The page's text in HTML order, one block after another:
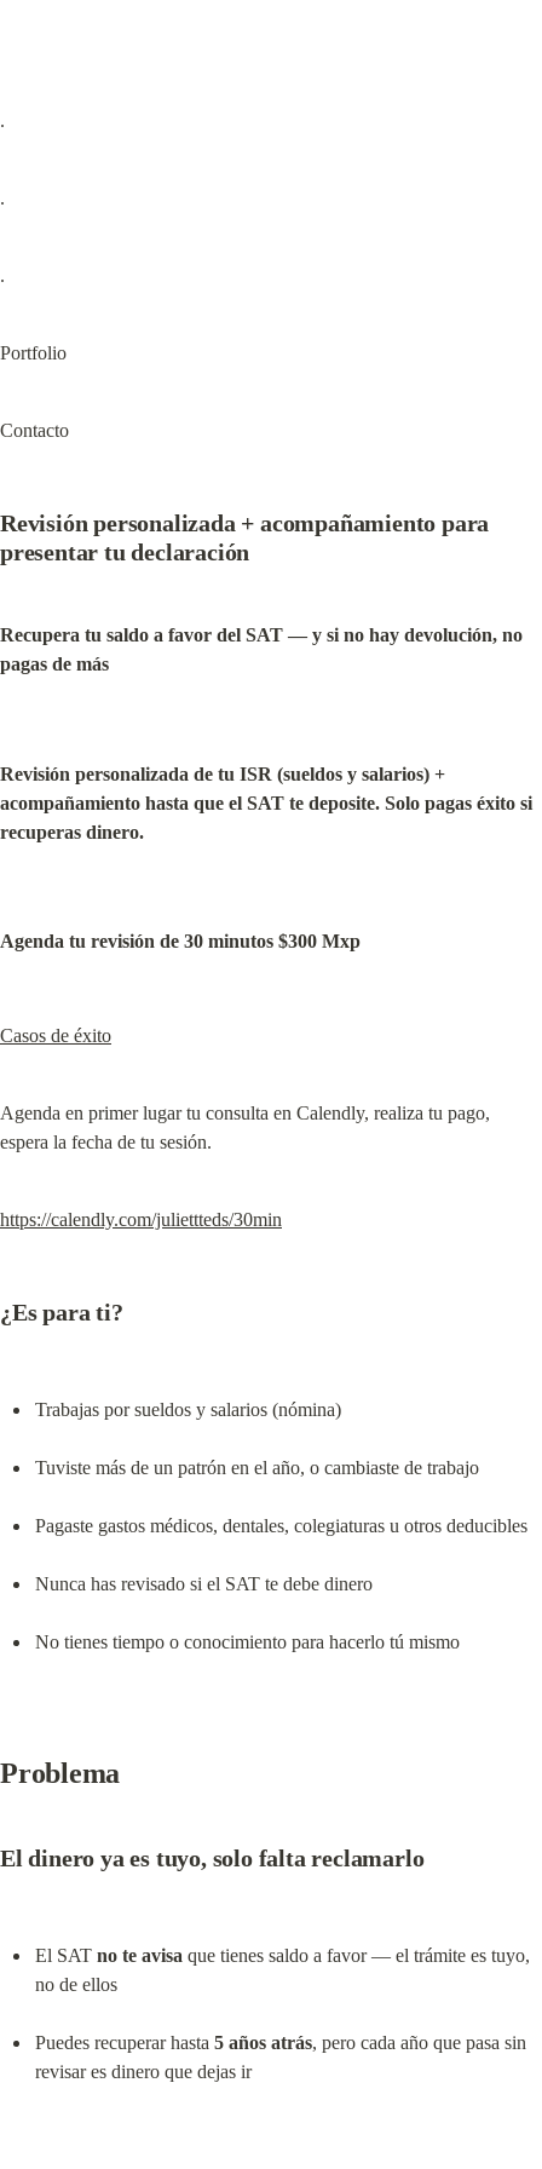
.
.
.
Portfolio
Contacto
Revisión personalizada + acompañamiento para
presentar tu declaración
Recupera tu saldo a favor del SAT — y si no hay devolución, no
pagas de más
Revisión personalizada de tu ISR (sueldos y salarios) +
acompañamiento hasta que el SAT te deposite. Solo pagas éxito si
recuperas dinero.
Agenda tu revisión de 30 minutos $300 Mxp
Casos de éxito
Agenda en primer lugar tu consulta en Calendly, realiza tu pago,
espera la fecha de tu sesión.
https://calendly.com/juliettteds/30min
¿Es para ti?
Trabajas por sueldos y salarios (nómina)
Tuviste más de un patrón en el año, o cambiaste de trabajo
Pagaste gastos médicos, dentales, colegiaturas u otros deducibles
Nunca has revisado si el SAT te debe dinero
No tienes tiempo o conocimiento para hacerlo tú mismo
Problema
El dinero ya es tuyo, solo falta reclamarlo
El SAT no te avisa que tienes saldo a favor — el trámite es tuyo,
no de ellos
Puedes recuperar hasta 5 años atrás, pero cada año que pasa sin
revisar es dinero que dejas ir